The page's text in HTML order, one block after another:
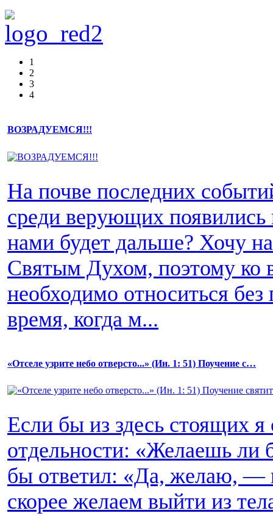
1
2
3
4
ВОЗРАДУЕМСЯ!!!
На почве последних
среди верующих
нами будет дальше? Хочу
Святым Духом, поэтому ко
необходимо относиться
время, когда м...
«Отселе узрите небо отверсто...» (Ин. 1: 51) Поучение c…
Если бы из здесь стоящих
отдельности: «Желаешь
бы ответил: «Да, желаю, —
скорее желаем выйти из